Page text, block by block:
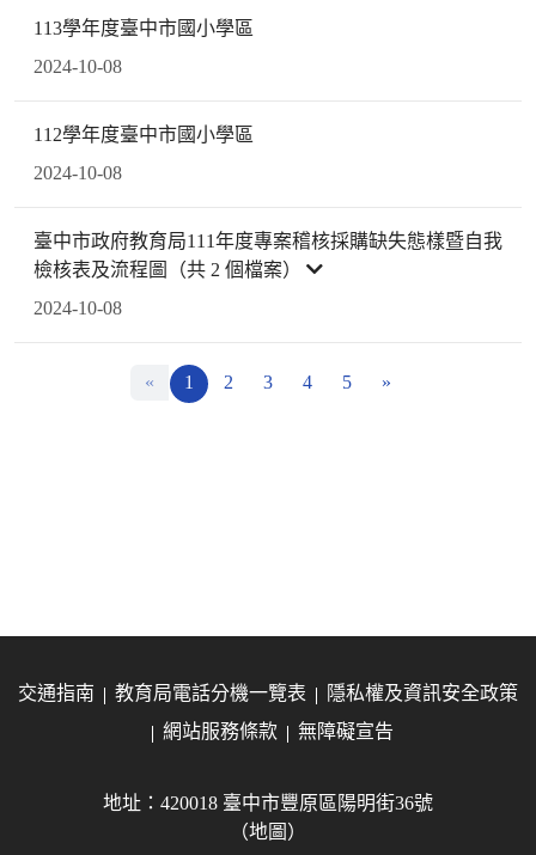
113學年度臺中市國小學區
2024-10-08
112學年度臺中市國小學區
2024-10-08
臺中市政府教育局111年度專案稽核採購缺失態樣暨自我
檢核表及流程圖（共 2 個檔案）
2024-10-08
« 1 2 3 4 5 »
交通指南 教育局電話分機一覽表
隱私權及資訊安全政策
網站服務條款
無障礙宣告
地址：420018 臺中市豐原區陽明街36號
（地圖）